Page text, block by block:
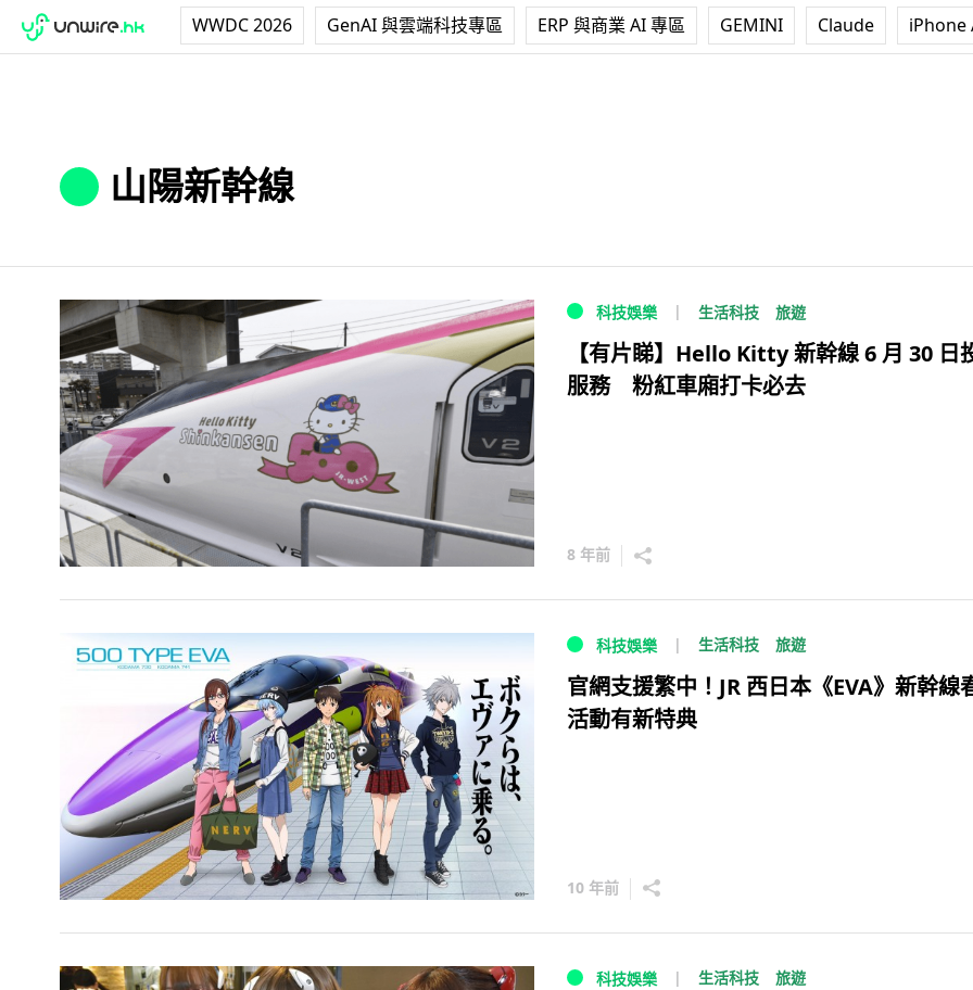
WWDC 2026 GenAI 與雲端科技專區 ERP 與商業 AI 專區 GEMINI Claude iPhone
山陽新幹線
科技娛樂 生活科技 旅遊
【有片睇】Hello Kitty 新幹線 6 月 30 日
服務 粉紅車廂打卡必去
8 年前
科技娛樂 生活科技 旅遊
官網支援繁中！JR 西日本《EVA》新幹線
活動有新特典
10 年前
科技娛樂 生活科技 旅遊